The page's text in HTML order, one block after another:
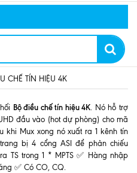
CHẾ TÍN HIỆU 4K
Bộ điều chế tín hiệu 4K. Nó hỗ trợ
đầu vào (hot dự phòng) cho mã
khi Mux xong nó xuất ra 1 kênh tín
bị 4 cổng ASI để phản chiếu
TS trong 1 * MPTS ✅ Hàng nhập
✅ Có CO, CQ.